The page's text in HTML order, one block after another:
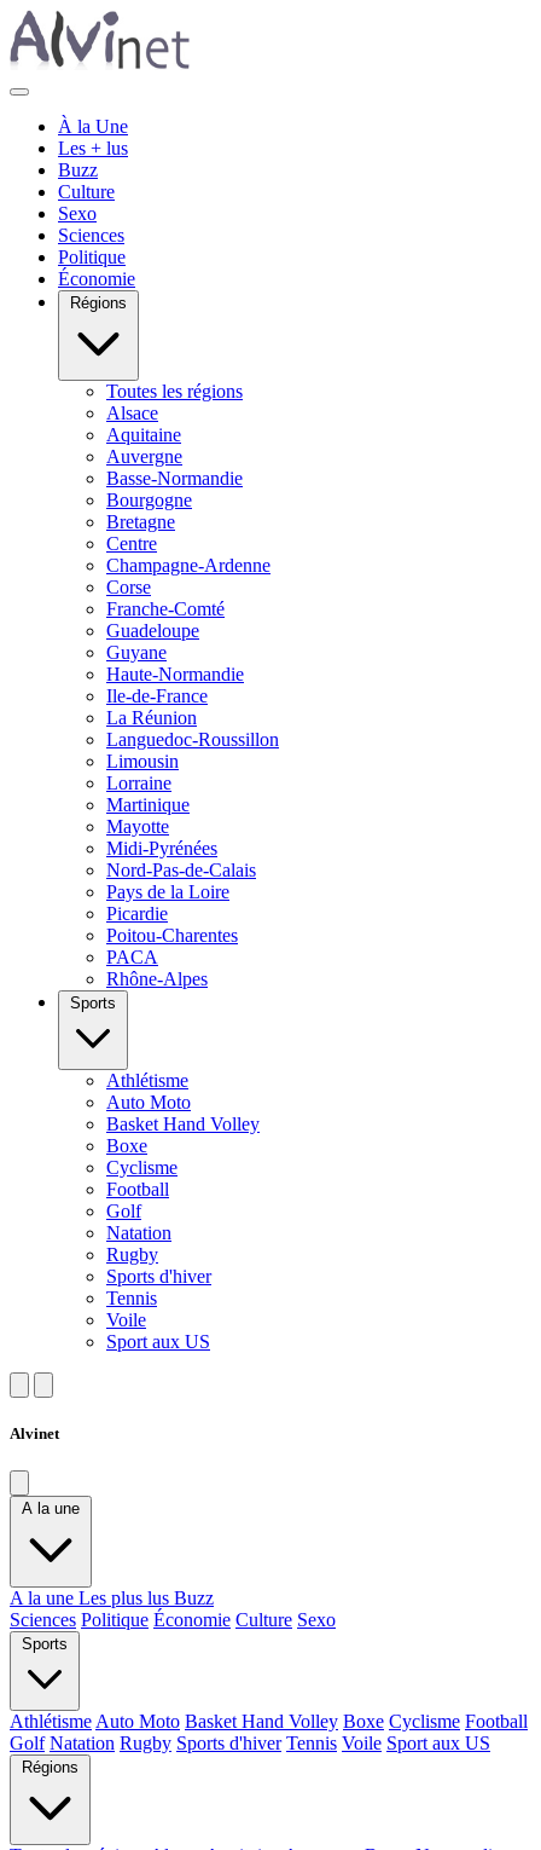
À la Une
Les + lus
Buzz
Culture
Sexo
Sciences
Politique
Économie
Régions
Toutes les régions
Alsace
Aquitaine
Auvergne
Basse-Normandie
Bourgogne
Bretagne
Centre
Champagne-Ardenne
Corse
Franche-Comté
Guadeloupe
Guyane
Haute-Normandie
Ile-de-France
La Réunion
Languedoc-Roussillon
Limousin
Lorraine
Martinique
Mayotte
Midi-Pyrénées
Nord-Pas-de-Calais
Pays de la Loire
Picardie
Poitou-Charentes
PACA
Rhône-Alpes
Sports
Athlétisme
Auto Moto
Basket Hand Volley
Boxe
Cyclisme
Football
Golf
Natation
Rugby
Sports d'hiver
Tennis
Voile
Sport aux US
Alvinet
A la une
A la une Les plus lus Buzz
Sciences Politique Économie Culture Sexo
Sports
Athlétisme Auto Moto Basket Hand Volley Boxe Cyclisme Football
Golf Natation Rugby Sports d'hiver Tennis Voile Sport aux US
Régions